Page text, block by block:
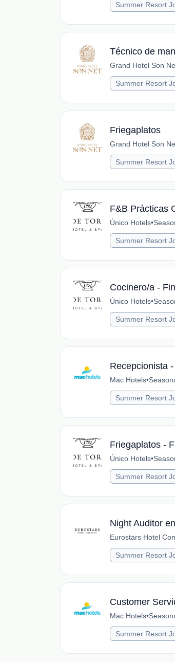
Summer Resort
Técnico de
Grand Hotel Son
Summer Resort
Friegaplatos
Grand Hotel Son
Summer Resort
F&B Prácticas
Único Hotels•
Summer Resort
Cocinero/a -
Único Hotels•
Summer Resort
Recepcionista
Mac Hotels•
Summer Resort
Friegaplatos -
Único Hotels•
Summer Resort
Night Auditor
Eurostars Hotel
Summer Resort
Customer
Mac Hotels•
Summer Resort